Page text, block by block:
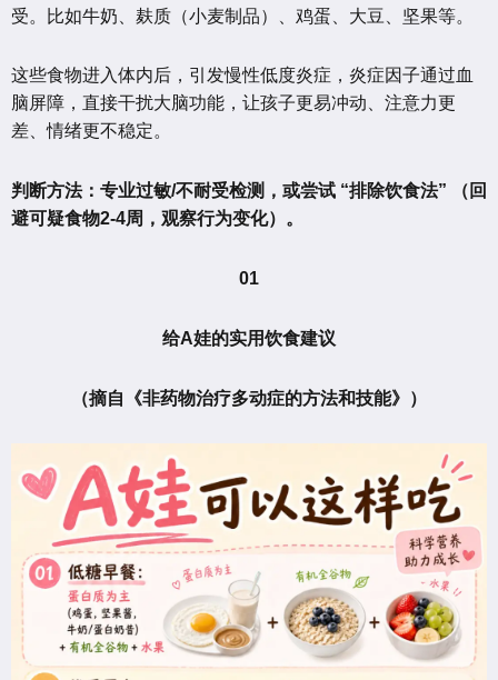
受。比如牛奶、麸质（小麦制品）、鸡蛋、大豆、坚果等。
这些食物进入体内后，引发慢性低度炎症，炎症因子通过血
脑屏障，直接干扰大脑功能，让孩子更易冲动、注意力更
差、情绪更不稳定。
判断方法：专业过敏/不耐受检测，或尝试 “排除饮食法” （回
避可疑食物2-4周，观察行为变化）。
01
给A娃的实用饮食建议
（摘自《非药物治疗多动症的方法和技能》）